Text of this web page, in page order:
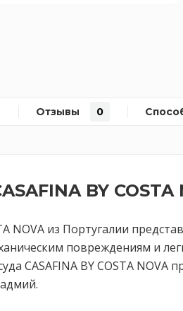
Отзывы 0
BY COSTA
NOVA из Португалии
повреждениям и
CASAFINA BY COSTA